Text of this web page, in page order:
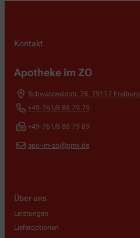
Kontakt
Apotheke im ZO
Schwarzwaldstr. 78 79117 Freiburg
+49-761/8 88 79 79
+49-761/8 88 79 89
apo-im-zo@gmx.de
Über uns
Leistungen
Lieferoptionen